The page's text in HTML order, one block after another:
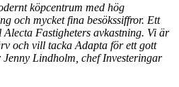
köpcentrum med hög
och mycket fina besökssiffror. Ett
Fastigheters avkastning. Vi är
och vill tacka Adapta för ett gott
Jenny Lindholm, chef Investeringar